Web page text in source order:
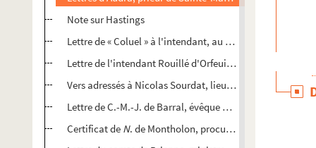
Note sur Hastings
Lettre de « Coluel » à l'intendant, au sujet de
Lettre de l'intendant Rouillé d'Orfeuil à Thiesset,
Vers adressés à Nicolas Sourdat, lieutenant-général de
Lettre de C.-M.-J. de Barral, évêque de Troyes, à
Certificat de N. de Montholon, procureur général de la